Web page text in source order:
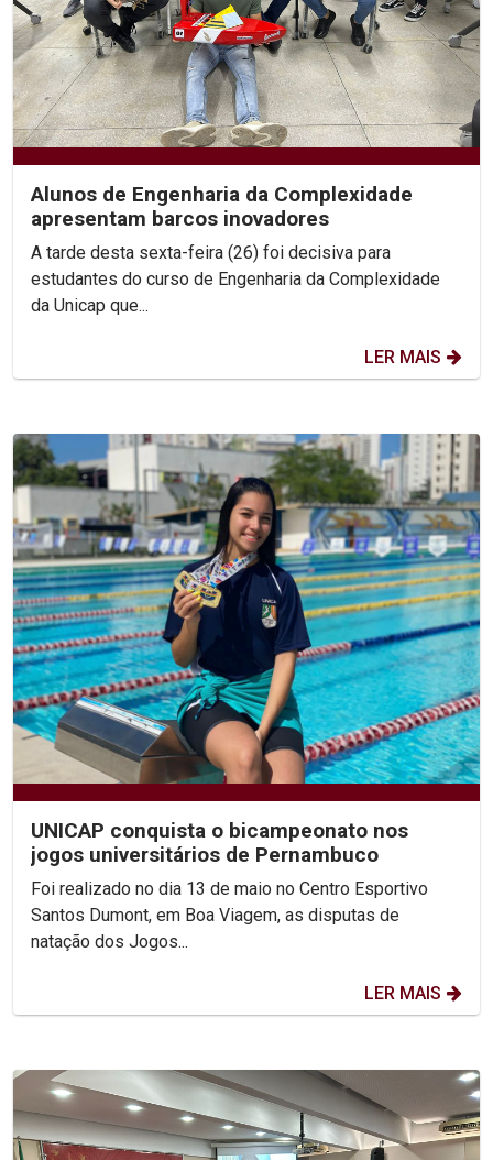
Alunos de Engenharia da Complexidade
apresentam barcos inovadores
A tarde desta sexta-feira (26) foi decisiva para
estudantes do curso de Engenharia da Complexidade
da Unicap que...
LER MAIS
UNICAP conquista o bicampeonato nos
jogos universitários de Pernambuco
Foi realizado no dia 13 de maio no Centro Esportivo
Santos Dumont, em Boa Viagem, as disputas de
natação dos Jogos...
LER MAIS